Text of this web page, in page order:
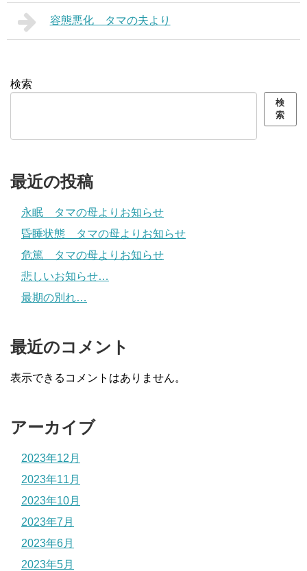
容態悪化 タマの夫より
検索
検
索
最近の投稿
永眠 タマの母よりお知らせ
昏睡状態 タマの母よりお知らせ
危篤 タマの母よりお知らせ
悲しいお知らせ…
最期の別れ…
最近のコメント
表示できるコメントはありません。
アーカイブ
2023年12月
2023年11月
2023年10月
2023年7月
2023年6月
2023年5月